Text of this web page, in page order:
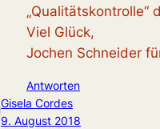
„Qualitätskontrolle“
Viel Glück,
Jochen Schneider
Antworten
Gisela Cordes
9. August 2018